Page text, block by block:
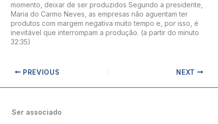
momento, deixar de ser produzidos Segundo a presidente,
Maria do Carmo Neves, as empresas não aguentam ter
produtos com margem negativa muito tempo e, por isso, é
inevitável que interrompam a produção. (a partir do minuto
32:35)
PREVIOUS NEXT
Ser associado